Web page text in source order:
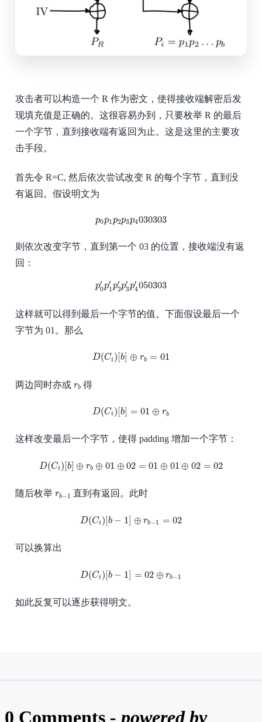
攻击者可以构造一个 R 作为密文，使得接收端解密后发
现填充值是正确的。这很容易办到，只要枚举 R 的最后
一个字节，直到接收端有返回为止。这是这里的主要攻
击手段。
首先令 R=C, 然后依次尝试改变 R 的每个字节，直到没
有返回。假设明文为
p0p1p2p3p4030303
p0 p 1p 2p 3p 4030303
则依次改变字节，直到第一个 03 的位置，接收端没有返
回：
p′
0p′
1p′
2p′
3p′
4050303
p0 ′p 1′p2 p3′p4′050303
这样就可以得到最后一个字节的值。下面假设最后一个
字节为 01。那么
D(Ci) [b] ⊕ rb = 01
D(C )[b ]⊕ 01
两边同时亦或 rb
rb 得
D(Ci) [b] = 01 ⊕ rb
D(C )[b 01⊕rb
这样改变最后一个字节，使得 padding 增加一个字节：
D(Ci ) [b] ⊕ rb ⊕ 01 ⊕ 02 = 01 ⊕ 01 ⊕ 02 = 02
D(C i)[ ⊕r b⊕ 01 ⊕02 01⊕01⊕ 02 =02
随后枚举 rb−1
rb 1 直到有返回。此时
D(Ci ) [b − 1] ⊕ rb−1 = 02
D( C i) 1] ⊕
可以换算出
D(Ci ) [b − 1] = 02 ⊕ rb−1
D( C i) 1] 02⊕ b
如此反复可以逐步获得明文。